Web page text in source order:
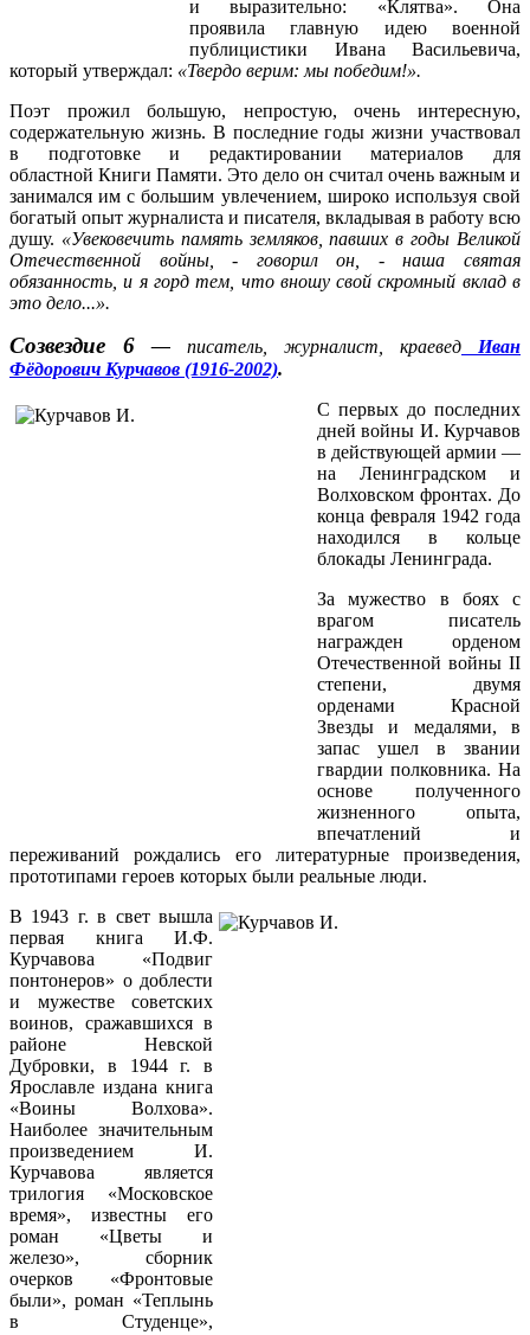
и выразительно: «Клятва». Она
проявила главную идею военной
публицистики Ивана Васильевича,
который утверждал: «Твердо верим: мы победим!».
Поэт прожил большую, непростую, очень интересную,
содержательную жизнь. В последние годы жизни участвовал
в подготовке и редактировании материалов для
областной Книги Памяти. Это дело он считал очень важным и
занимался им с большим увлечением, широко используя свой
богатый опыт журналиста и писателя, вкладывая в работу всю
душу. «Увековечить память земляков, павших в годы Великой
Отечественной войны,- говорил он, - наша святая
обязанность, и я горд тем, что вношу свой скромный вклад в
это дело...».
Созвездие 6 — писатель, журналист, краевед Иван
Фёдорович Курчавов (1916-2002).
С первых до последних
дней войны И. Курчавов
в действующей армии —
на Ленинградском и
Волховском фронтах. До
конца февраля 1942 года
находился в кольце
блокады Ленинграда.
За мужество в боях с
врагом писатель
награжден орденом
Отечественной войны II
степени, двумя
орденами Красной
Звезды и медалями, в
запас ушел в звании
гвардии полковника. На
основе полученного
жизненного опыта,
впечатлений и
переживаний рождались его литературные произведения,
прототипами героев которых были реальные люди.
В 1943 г. в свет вышла
первая книга И.Ф.
Курчавова «Подвиг
понтонеров» о доблести
и мужестве советских
воинов, сражавшихся в
районе Невской
Дубровки, в 1944 г. в
Ярославле издана книга
«Воины Волхова».
Наиболее значительным
произведением И.
Курчавова является
трилогия «Московское
время», известны его
роман «Цветы и
железо», сборник
очерков «Фронтовые
были», роман «Теплынь
в Студенце»,